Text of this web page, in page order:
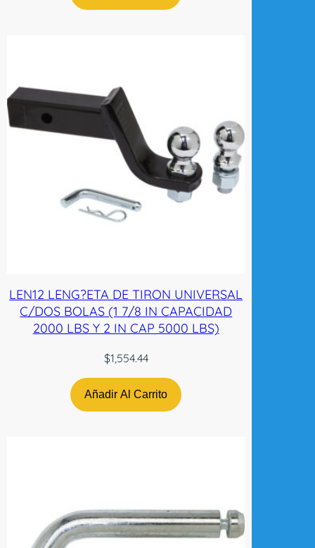
LEN12 LENG?ETA DE TIRON UNIVERSAL
C/DOS BOLAS (1 7/8 IN CAPACIDAD
2000 LBS Y 2 IN CAP 5000 LBS)
$1,554.44
Añadir Al Carrito